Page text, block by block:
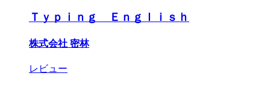
Ｔｙｐｉｎｇ Ｅｎｇｌｉｓｈ
株式会社 密林
レビュー